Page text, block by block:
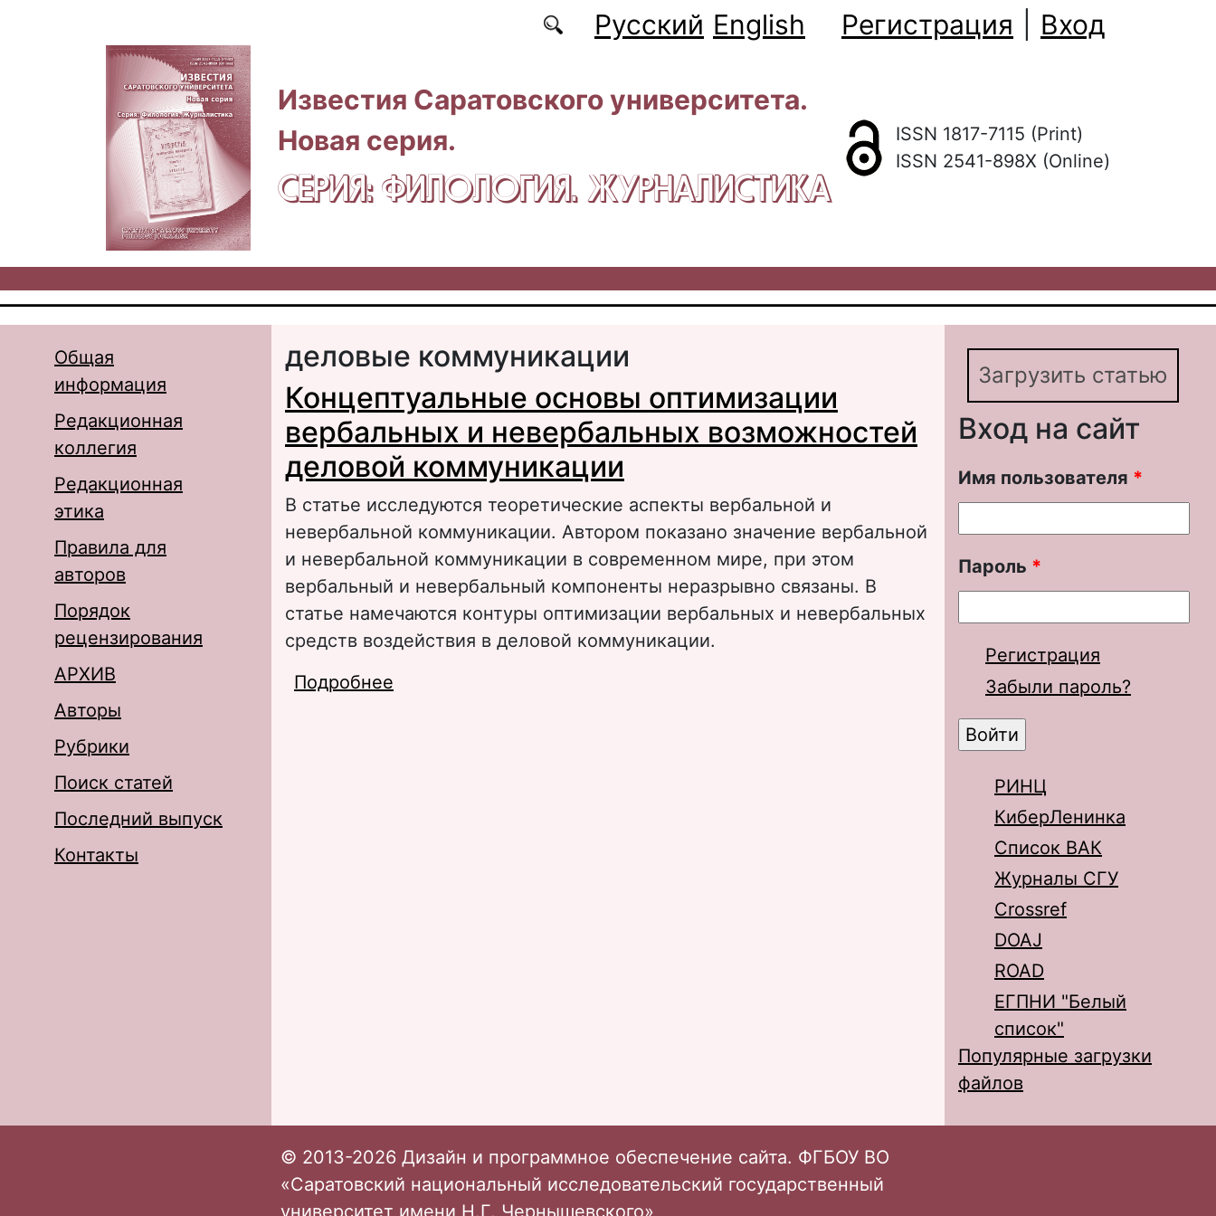
Русский English Регистрация Вход
Известия Саратовского университета.
Новая серия.
СЕРИЯ: ФИЛОЛОГИЯ. ЖУРНАЛИСТИКА
ISSN 1817-7115 (Print)
ISSN 2541-898X (Online)
Общая
информация
Редакционная
коллегия
Редакционная
этика
Правила для
авторов
Порядок
рецензирования
АРХИВ
Авторы
Рубрики
Поиск статей
Последний выпуск
Контакты
деловые коммуникации
Концептуальные основы оптимизации
вербальных и невербальных возможностей
деловой коммуникации
В статье исследуются теоретические аспекты вербальной и
невербальной коммуникации. Автором показано значение вербальной
и невербальной коммуникации в современном мире, при этом
вербальный и невербальный компоненты неразрывно связаны. В
статье намечаются контуры оптимизации вербальных и невербальных
средств воздействия в деловой коммуникации.
Подробнее
Загрузить статью
Вход на сайт
Имя пользователя *
Пароль *
Регистрация
Забыли пароль?
РИНЦ
КиберЛенинка
Список ВАК
Журналы СГУ
Crossref
DOAJ
ROAD
ЕГПНИ "Белый
список"
Популярные загрузки
файлов
© 2013-2026 Дизайн и программное обеспечение сайта. ФГБОУ ВО
«Саратовский национальный исследовательский государственный
университет имени Н.Г. Чернышевского»